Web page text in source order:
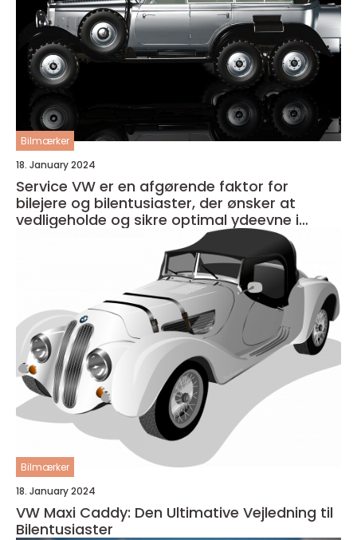
Bilmærker
18. January 2024
Service VW er en afgørende faktor for
bilejere og bilentusiaster, der ønsker at
vedligeholde og sikre optimal ydeevne i
Bilmærker
18. January 2024
VW Maxi Caddy: Den Ultimative Vejledning til
Bilentusiaster